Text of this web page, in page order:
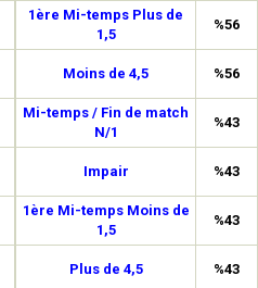
1ère Mi-temps Plus de
1,5
%56
Moins de 4,5 %56
Mi-temps / Fin de match
N/1
%43
Impair %43
1ère Mi-temps Moins de
1,5
%43
Plus de 4,5 %43